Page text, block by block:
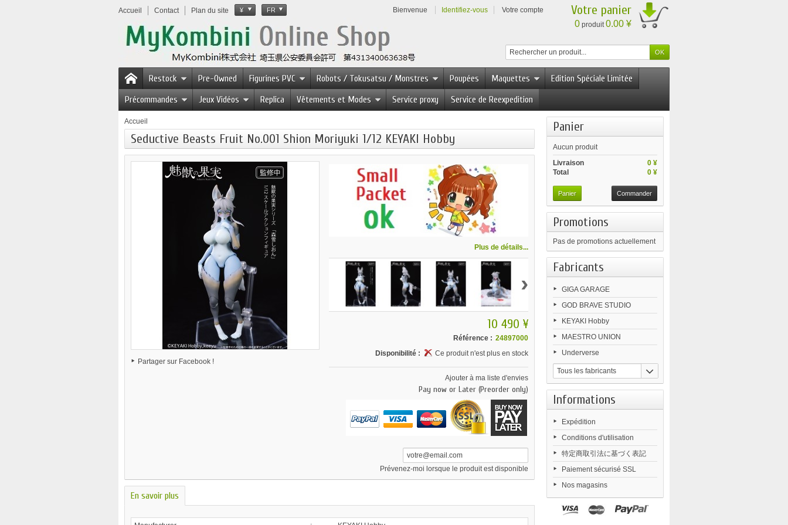
Accueil Contact Plan du site ¥ FR Bienvenue Identifiez-vous Votre compte Votre panier
0 produit0.00 ¥
Restock Pre-Owned Figurines PVC Robots / Tokusatsu / Monstres Poupées Maquettes
Edition Spéciale Limitée
Précommandes
Jeux Vidéos Replica Vêtements et Modes Service proxy Service de Reexpedition
Accueil
Seductive Beasts Fruit No.001 Shion Moriyuki 1/12 KEYAKI Hobby
Partager sur Facebook !
Plus de détails...
›
10 490 ¥
Référence : 24897000
Disponibilité :
Ce produit n'est plus en stock
Ajouter à ma liste d'envies
Pay now or Later (Preorder only)
Prévenez-moi lorsque le produit est disponible
En savoir plus
Panier
Aucun produit
0 ¥
Livraison
0 ¥
Total
Panier Commander
Promotions
Pas de promotions actuellement
Fabricants
GIGA GARAGE
GOD BRAVE STUDIO
KEYAKI Hobby
MAESTRO UNION
Underverse
Tous les fabricants
Informations
Expédition
Conditions d'utilisation
特定商取引法に基づく表記
Paiement sécurisé SSL
Nos magasins